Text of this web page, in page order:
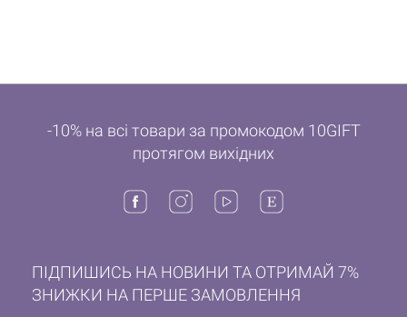
-10% на всі товари за промокодом 10GIFT
протягом вихідних
ПІДПИШИСЬ НА НОВИНИ ТА ОТРИМАЙ 7%
ЗНИЖКИ НА ПЕРШЕ ЗАМОВЛЕННЯ